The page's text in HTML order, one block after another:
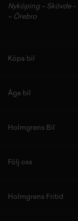
Nyköping– Skövde-
– Örebro
Köpa bil
Äga bil
Holmgrens Bil
Följ oss
Holmgrens Fritid